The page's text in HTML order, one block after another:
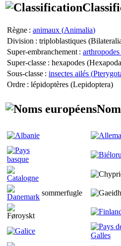
Règne : animaux (Animalia)
Division : triploblastiques (
Super-embranchement :
Super-classe : hexapodes (Hexapoda
Sous-classe : insectes ailés (
Ordre : lépidoptères (Lepidoptera)
sommerfugle